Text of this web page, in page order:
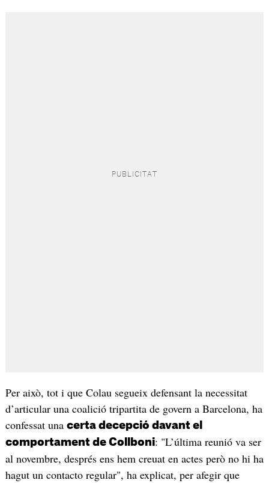
Per això, tot i que Colau segueix defensant la necessitat
d’articular una coalició tripartita de govern a Barcelona, ha
confessat una certa decepció davant el
comportament de Collboni: "L’última reunió va ser
al novembre, després ens hem creuat en actes però no hi ha
hagut un contacto regular", ha explicat, per afegir que